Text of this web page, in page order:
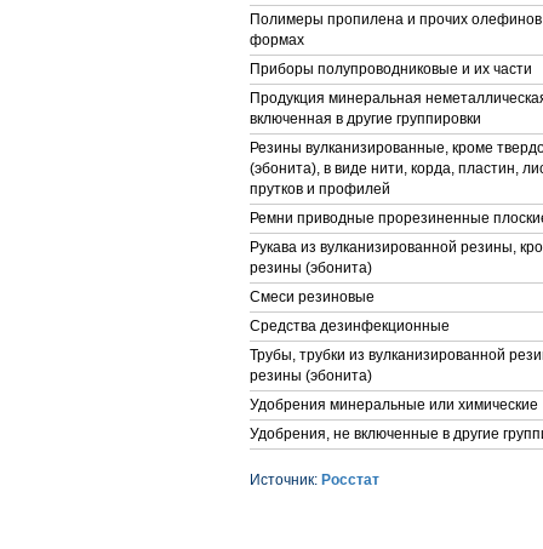
Полимеры пропилена и прочих
формах
Приборы полупроводниковые и их части
Продукция минеральная
включенная в другие группировки
Резины вулканизированные, кроме
(эбонита), в виде нити, корда, пластин,
прутков и профилей
Ремни приводные прорезиненные
Рукава из вулканизированной резины,
резины (эбонита)
Смеси резиновые
Средства дезинфекционные
Трубы, трубки из вулканизированной
резины (эбонита)
Удобрения минеральные или химические
Удобрения, не включенные в другие
Источник: Росстат